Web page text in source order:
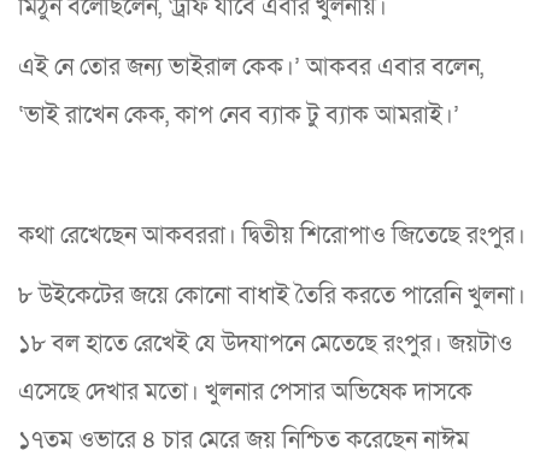
মিঠুন বলেছিলেন, ‘ট্রফি যাবে এবার খুলনায়।
এই নে তোর জন্য ভাইরাল কেক।’ আকবর এবার বলেন,
‘ভাই রাখেন কেক, কাপ নেব ব্যাক টু ব্যাক আমরাই।’
কথা রেখেছেন আকবররা। দ্বিতীয় শিরোপাও জিতেছে রংপুর।
৮ উইকেটের জয়ে কোনো বাধাই তৈরি করতে পারেনি খুলনা।
১৮ বল হাতে রেখেই যে উদযাপনে মেতেছে রংপুর। জয়টাও
এসেছে দেখার মতো। খুলনার পেসার অভিষেক দাসকে
১৭তম ওভারে ৪ চার মেরে জয় নিশ্চিত করেছেন নাঈম